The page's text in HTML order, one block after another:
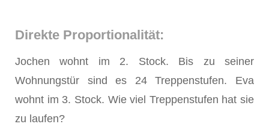
Direkte Proportionalität:
Jochen wohnt im 2. Stock. Bis zu seiner
Wohnungstür sind es 24 Treppenstufen. Eva
wohnt im 3. Stock. Wie viel Treppenstufen hat sie
zu laufen?